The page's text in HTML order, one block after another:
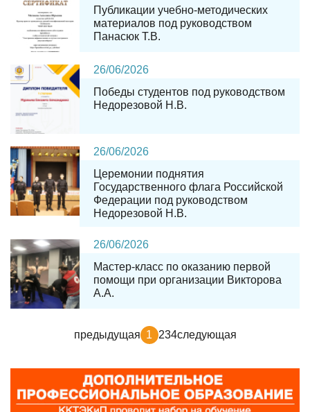
Публикации учебно-методических
материалов под руководством
Панасюк Т.В.
26/06/2026
Победы студентов под руководством
Недорезовой Н.В.
26/06/2026
Церемонии поднятия
Государственного флага Российской
Федерации под руководством
Недорезовой Н.В.
26/06/2026
Мастер-класс по оказанию первой
помощи при организации Викторова
А.А.
предыдущая 1 234следующая